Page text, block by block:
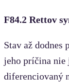
F84.2 Rettov
Stav až dodnes
jeho príčina nie
diferenciovaný